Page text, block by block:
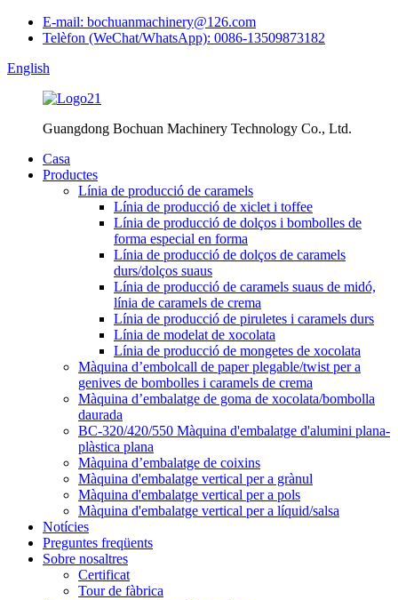
E-mail: bochuanmachinery@126.com
Telèfon (WeChat/WhatsApp): 0086-13509873182
English
Guangdong Bochuan Machinery Technology Co., Ltd.
Casa
Productes
Línia de producció de caramels
Línia de producció de xiclet i toffee
Línia de producció de dolços i bombolles de
forma especial en forma
Línia de producció de dolços de caramels
durs/dolços suaus
Línia de producció de caramels suaus de midó,
línia de caramels de crema
Línia de producció de piruletes i caramels durs
Línia de modelat de xocolata
Línia de producció de mongetes de xocolata
Màquina d’embolcall de paper plegable/twist per a
genives de bombolles i caramels de crema
Màquina d’embalatge de goma de xocolata/bombolla
daurada
BC-320/420/550 Màquina d'embalatge d'alumini plana-
plàstica plana
Màquina d’embalatge de coixins
Màquina d'embalatge vertical per a grànul
Màquina d'embalatge vertical per a pols
Màquina d'embalatge vertical per a líquid/salsa
Notícies
Preguntes freqüents
Sobre nosaltres
Certificat
Tour de fàbrica